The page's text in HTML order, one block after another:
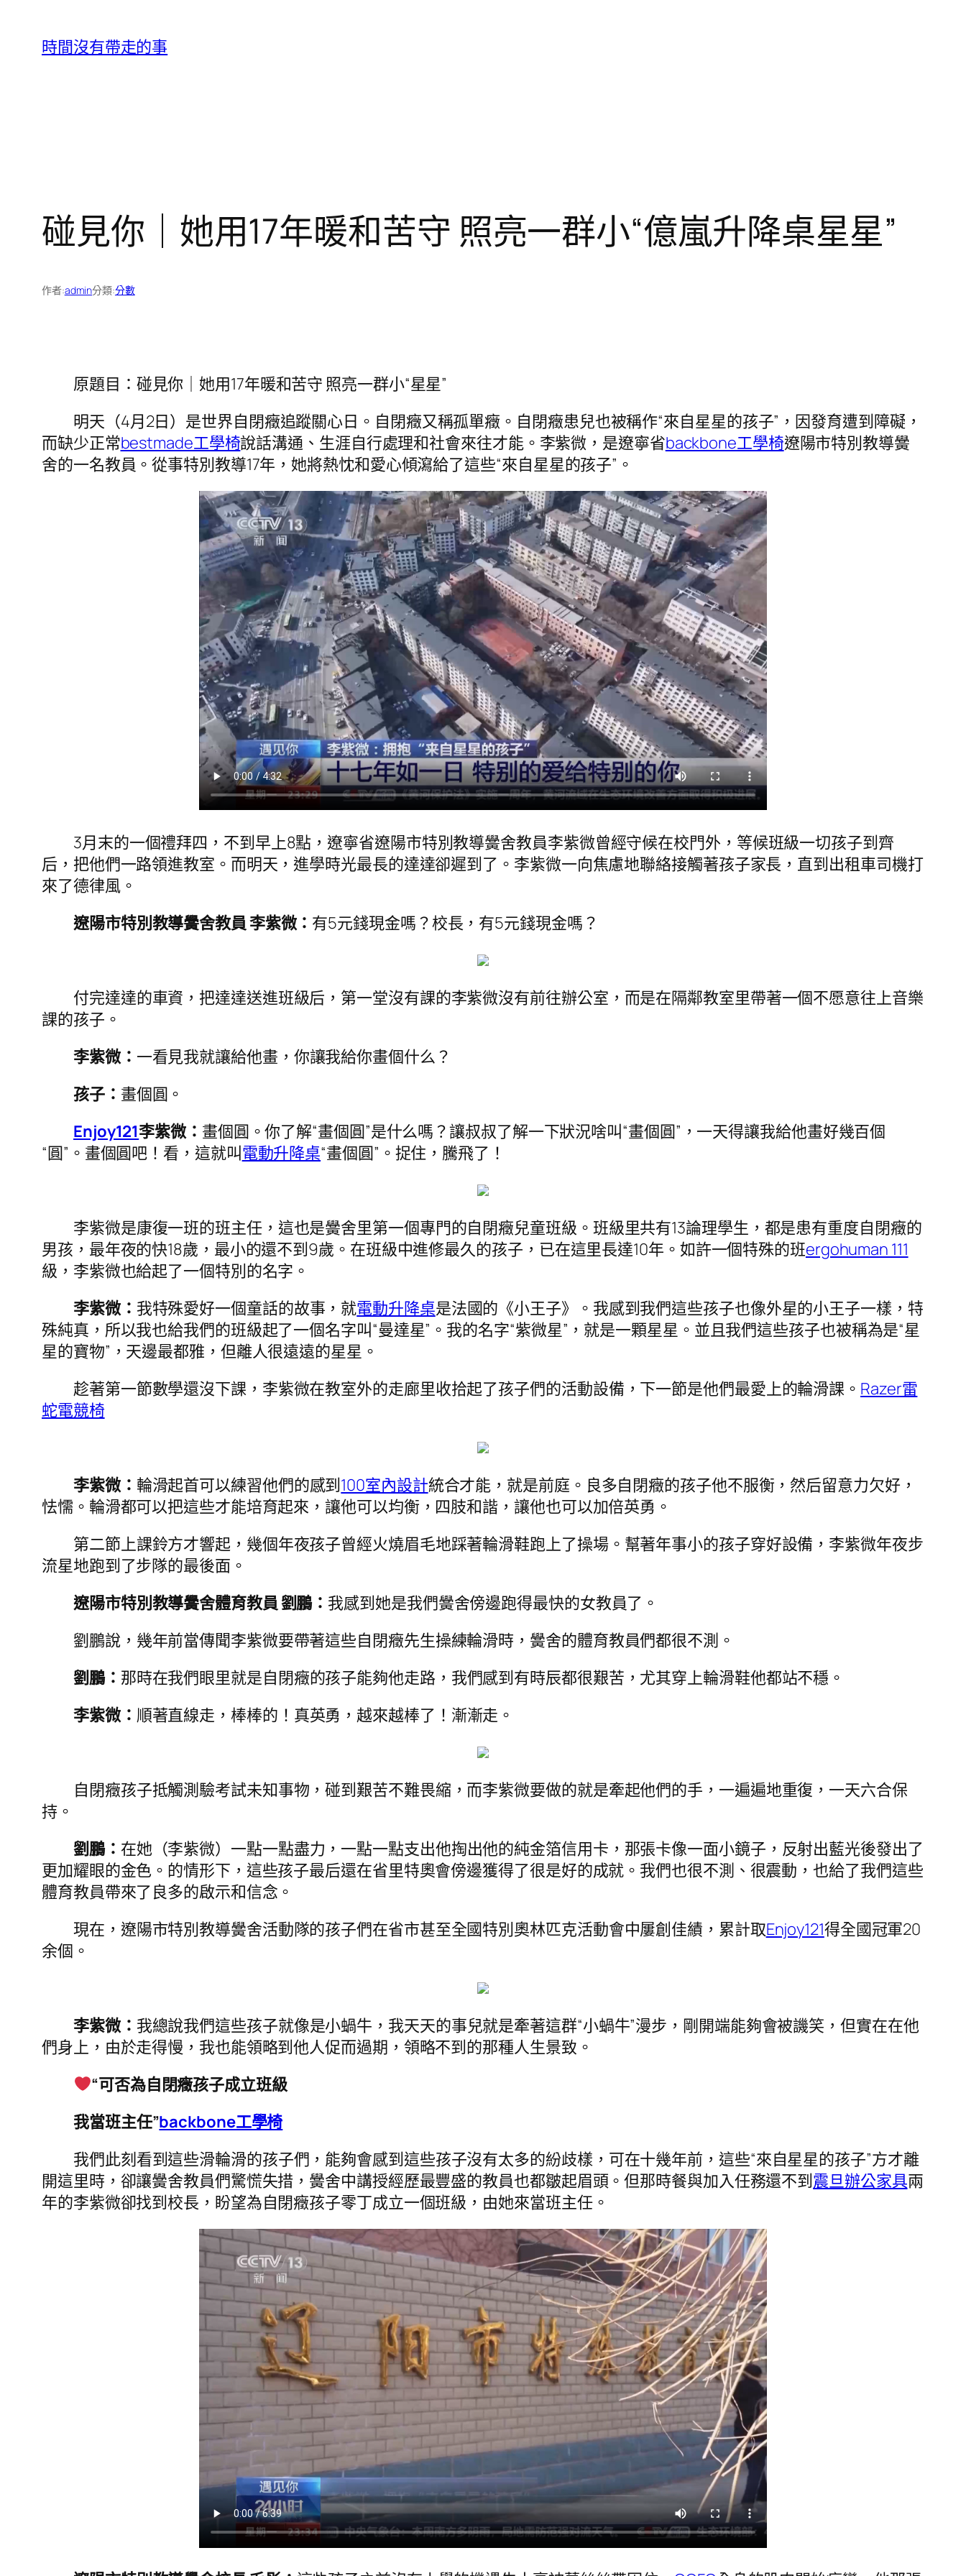
時間沒有帶走的事
碰見你｜她用17年暖和苦守 照亮一群小“億嵐升降桌星星”
作者:admin分類:分數
原題目：碰見你｜她用17年暖和苦守 照亮一群小“星星”
明天（4月2日）是世界自閉癥追蹤關心日。自閉癥又稱孤單癥。自閉癥患兒也被稱作“來自星星的孩子”，因發育遭到障礙，
而缺少正常bestmade工學椅說話溝通、生涯自行處理和社會來往才能。李紫微，是遼寧省backbone工學椅遼陽市特別教導黌
舍的一名教員。從事特別教導17年，她將熱忱和愛心傾瀉給了這些“來自星星的孩子”。
3月末的一個禮拜四，不到早上8點，遼寧省遼陽市特別教導黌舍教員李紫微曾經守候在校門外，等候班級一切孩子到齊
后，把他們一路領進教室。而明天，進學時光最長的達達卻遲到了。李紫微一向焦慮地聯絡接觸著孩子家長，直到出租車司機打
來了德律風。
遼陽市特別教導黌舍教員 李紫微： 有5元錢現金嗎？校長，有5元錢現金嗎？
付完達達的車資，把達達送進班級后，第一堂沒有課的李紫微沒有前往辦公室，而是在隔鄰教室里帶著一個不愿意往上音樂
課的孩子。
李紫微： 一看見我就讓給他畫，你讓我給你畫個什么？
孩子： 畫個圓。
Enjoy121李紫微： 畫個圓。你了解“畫個圓”是什么嗎？讓叔叔了解一下狀況啥叫“畫個圓”，一天得讓我給他畫好幾百個
“圓”。畫個圓吧！看，這就叫電動升降桌“畫個圓”。捉住，騰飛了！
李紫微是康復一班的班主任，這也是黌舍里第一個專門的自閉癥兒童班級。班級里共有13論理學生，都是患有重度自閉癥的
男孩，最年夜的快18歲，最小的還不到9歲。在班級中進修最久的孩子，已在這里長達10年。如許一個特殊的班ergohuman 111
級，李紫微也給起了一個特別的名字。
李紫微： 我特殊愛好一個童話的故事，就電動升降桌是法國的《小王子》。我感到我們這些孩子也像外星的小王子一樣，特
殊純真，所以我也給我們的班級起了一個名字叫“曼達星”。我的名字“紫微星”，就是一顆星星。並且我們這些孩子也被稱為是“星
星的寶物”，天邊最都雅，但離人很遠遠的星星。
趁著第一節數學還沒下課，李紫微在教室外的走廊里收拾起了孩子們的活動設備，下一節是他們最愛上的輪滑課。 Razer雷
蛇電競椅
李紫微： 輪滑起首可以練習他們的感到100室內設計統合才能，就是前庭。良多自閉癥的孩子他不服衡，然后留意力欠好，
怯懦。輪滑都可以把這些才能培育起來，讓他可以均衡，四肢和諧，讓他也可以加倍英勇。
第二節上課鈴方才響起，幾個年夜孩子曾經火燒眉毛地踩著輪滑鞋跑上了操場。幫著年事小的孩子穿好設備，李紫微年夜步
流星地跑到了步隊的最後面。
遼陽市特別教導黌舍體育教員 劉鵬： 我感到她是我們黌舍傍邊跑得最快的女教員了。
劉鵬說，幾年前當傳聞李紫微要帶著這些自閉癥先生操練輪滑時，黌舍的體育教員們都很不測。
劉鵬： 那時在我們眼里就是自閉癥的孩子能夠他走路，我們感到有時辰都很艱苦，尤其穿上輪滑鞋他都站不穩。
李紫微： 順著直線走，棒棒的！真英勇，越來越棒了！漸漸走。
自閉癥孩子抵觸測驗考試未知事物，碰到艱苦不難畏縮，而李紫微要做的就是牽起他們的手，一遍遍地重復，一天六合保
持。
劉鵬： 在她（李紫微）一點一點盡力，一點一點支出他掏出他的純金箔信用卡，那張卡像一面小鏡子，反射出藍光後發出了
更加耀眼的金色。的情形下，這些孩子最后還在省里特奧會傍邊獲得了很是好的成就。我們也很不測、很震動，也給了我們這些
體育教員帶來了良多的啟示和信念。
現在，遼陽市特別教導黌舍活動隊的孩子們在省市甚至全國特別奧林匹克活動會中屢創佳績，累計取Enjoy121得全國冠軍20
余個。
李紫微： 我總說我們這些孩子就像是小蝸牛，我天天的事兒就是牽著這群“小蝸牛”漫步，剛開端能夠會被譏笑，但實在在他
們身上，由於走得慢，我也能領略到他人促而過期，領略不到的那種人生景致。
“可否為自閉癥孩子成立班級
我當班主任”backbone工學椅
我們此刻看到這些滑輪滑的孩子們，能夠會感到這些孩子沒有太多的紛歧樣，可在十幾年前，這些“來自星星的孩子”方才離
開這里時，卻讓黌舍教員們驚慌失措，黌舍中講授經歷最豐盛的教員也都皺起眉頭。但那時餐與加入任務還不到震旦辦公家具兩
年的李紫微卻找到校長，盼望為自閉癥孩子零丁成立一個班級，由她來當班主任。